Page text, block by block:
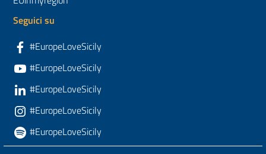
Seguici su
#EuropeLoveSicily
#EuropeLoveSicily
#EuropeLoveSicily
#EuropeLoveSicily
#EuropeLoveSicily